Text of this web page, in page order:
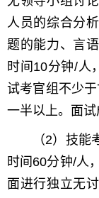
人员的综合分
题的能力、言
时间10分钟/人
试考官组不少
一半以上。面试
（2）技能
时间60分钟/人
面进行独立无